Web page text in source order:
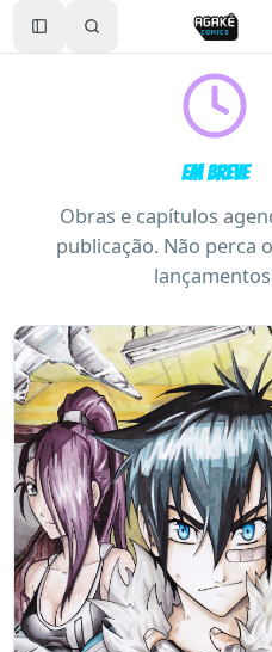
Toggle Sidebar
Em Breve
Obras e capítulos
publicação. Não perca